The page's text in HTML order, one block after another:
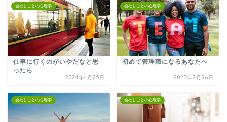
会社しごとの心理学
仕事に行くのがいやだなと思
ったら
2024年4月25日
会社しごとの心理学
初めて管理職になるあなたへ
2023年2月26日
会社しごとの心理学 会社しごとの心理学